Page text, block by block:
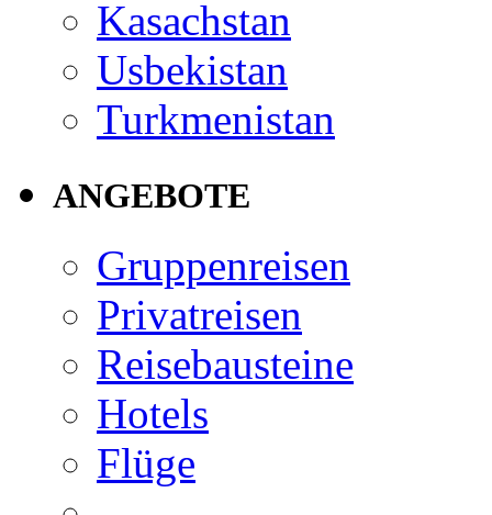
Kasachstan
Usbekistan
Turkmenistan
ANGEBOTE
Gruppenreisen
Privatreisen
Reisebausteine
Hotels
Flüge